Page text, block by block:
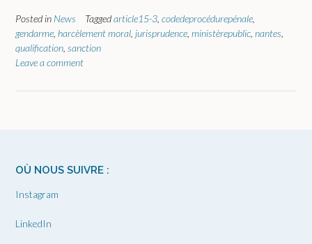
Posted in News Taggedarticle15-3 codedeprocédurepénale
gendarme harcèlement moral jurisprudence ministèrepublic nantes
qualification sanction
Leave a comment
OÙ NOUS SUIVRE :
Instagram
LinkedIn